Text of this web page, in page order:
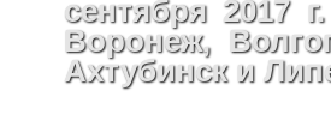
сентября 2017
Воронеж,
Ахтубинск и